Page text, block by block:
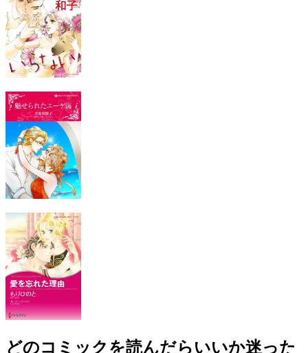
どのコミックを読んだらいいか迷った